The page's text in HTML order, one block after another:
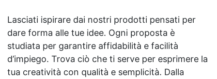
Lasciati ispirare dai nostri prodotti pensati per
dare forma alle tue idee. Ogni proposta è
studiata per garantire affidabilità e facilità
d’impiego. Trova ciò che ti serve per esprimere la
tua creatività con qualità e semplicità. Dalla